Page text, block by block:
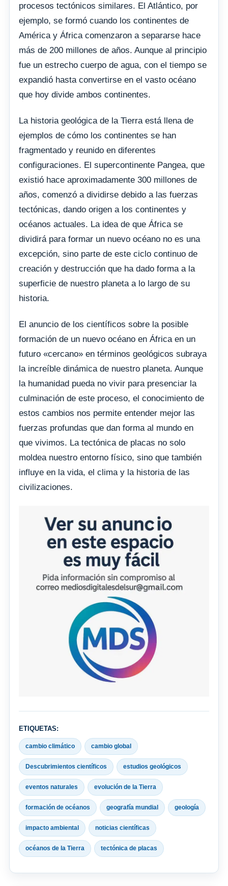
procesos tectónicos similares. El Atlántico, por
ejemplo, se formó cuando los continentes de
América y África comenzaron a separarse hace
más de 200 millones de años. Aunque al principio
fue un estrecho cuerpo de agua, con el tiempo se
expandió hasta convertirse en el vasto océano
que hoy divide ambos continentes.
La historia geológica de la Tierra está llena de
ejemplos de cómo los continentes se han
fragmentado y reunido en diferentes
configuraciones. El supercontinente Pangea, que
existió hace aproximadamente 300 millones de
años, comenzó a dividirse debido a las fuerzas
tectónicas, dando origen a los continentes y
océanos actuales. La idea de que África se
dividirá para formar un nuevo océano no es una
excepción, sino parte de este ciclo continuo de
creación y destrucción que ha dado forma a la
superficie de nuestro planeta a lo largo de su
historia.
El anuncio de los científicos sobre la posible
formación de un nuevo océano en África en un
futuro «cercano» en términos geológicos subraya
la increíble dinámica de nuestro planeta. Aunque
la humanidad pueda no vivir para presenciar la
culminación de este proceso, el conocimiento de
estos cambios nos permite entender mejor las
fuerzas profundas que dan forma al mundo en
que vivimos. La tectónica de placas no solo
moldea nuestro entorno físico, sino que también
influye en la vida, el clima y la historia de las
civilizaciones.
ETIQUETAS:
cambio climático cambio global
Descubrimientos científicos estudios geológicos
eventos naturales evolución de la Tierra
formación de océanos geografía mundial geología
impacto ambiental noticias científicas
océanos de la Tierra tectónica de placas